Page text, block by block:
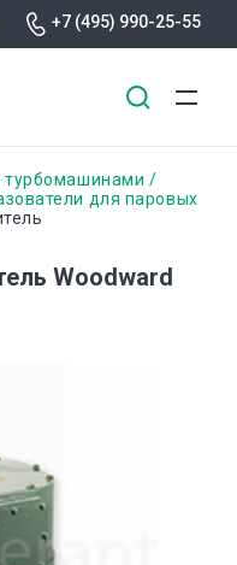
+7 (495) 990-25-55
турбомашинами
для паровых
Woodward